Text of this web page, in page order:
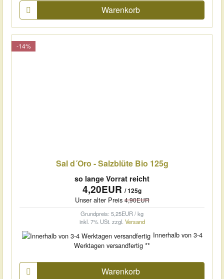
Warenkorb
-14%
Sal d´Oro - Salzblüte Bio 125g
so lange Vorrat reicht
4,20EUR / 125g
Unser alter Preis 4,90EUR
Grundpreis: 5,25EUR / kg
inkl. 7% USt. zzgl. Versand
Innerhalb von 3-4
Werktagen versandfertig **
Warenkorb